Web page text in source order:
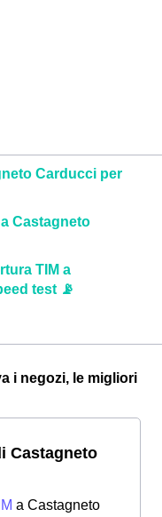
Carducci per
Castagneto
TIM a
test 📡
i negozi, le migliori
Castagneto
a Castagneto